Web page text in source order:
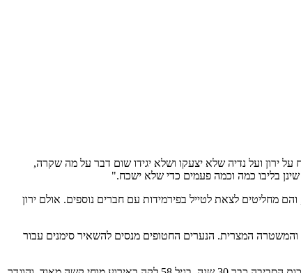
ירון ועל נדיה שלא יצעקו ושלא יגידו שום דבר על מה שקרה,
בליבו כמה וכמה פעמים כדי שלא ישכח."
מחליטים לצאת לטייל בפירמידות עם חברים נוספים. אולם ירון
ה-80, בכוחות משותפים של שגרירות ישראל במצרים והמשטרה המצרית. הנערים החטופים מנסים להשאיר סימנים עבור